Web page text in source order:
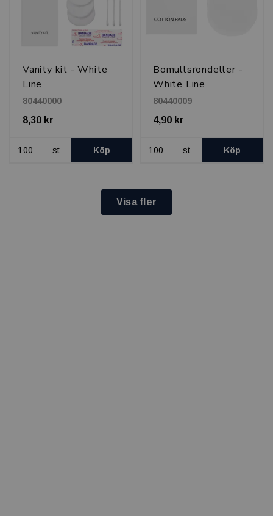
Vanity kit - White
Line
80440000
8,30 kr
st Köp
Bomullsrondeller -
White Line
80440009
4,90 kr
st Köp
Visa fler